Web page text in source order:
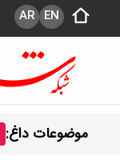
EN
AR
موضوعات داغ: